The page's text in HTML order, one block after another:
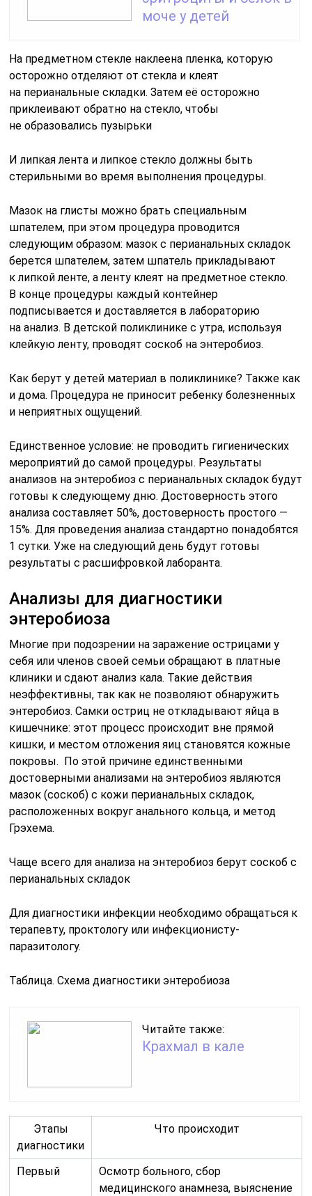
моче у детей
На предметном стекле наклеена пленка, которую
осторожно отделяют от стекла и клеят
на перианальные складки. Затем её осторожно
приклеивают обратно на стекло, чтобы
не образовались пузырьки
И липкая лента и липкое стекло должны быть
стерильными во время выполнения процедуры.
Мазок на глисты можно брать специальным
шпателем, при этом процедура проводится
следующим образом: мазок с перианальных складок
берется шпателем, затем шпатель прикладывают
к липкой ленте, а ленту клеят на предметное стекло.
В конце процедуры каждый контейнер
подписывается и доставляется в лабораторию
на анализ. В детской поликлинике с утра, используя
клейкую ленту, проводят соскоб на энтеробиоз.
Как берут у детей материал в поликлинике? Также как
и дома. Процедура не приносит ребенку болезненных
и неприятных ощущений.
Единственное условие: не проводить гигиенических
мероприятий до самой процедуры. Результаты
анализов на энтеробиоз с перианальных складок будут
готовы к следующему дню. Достоверность этого
анализа составляет 50%, достоверность простого —
15%. Для проведения анализа стандартно понадобятся
1 сутки. Уже на следующий день будут готовы
результаты с расшифровкой лаборанта.
Анализы для диагностики
энтеробиоза
Многие при подозрении на заражение острицами у
себя или членов своей семьи обращают в платные
клиники и сдают анализ кала. Такие действия
неэффективны, так как не позволяют обнаружить
энтеробиоз. Самки остриц не откладывают яйца в
кишечнике: этот процесс происходит вне прямой
кишки, и местом отложения яиц становятся кожные
покровы. По этой причине единственными
достоверными анализами на энтеробиоз являются
мазок (соскоб) с кожи перианальных складок,
расположенных вокруг анального кольца, и метод
Грэхема.
Чаще всего для анализа на энтеробиоз берут соскоб с
перианальных складок
Для диагностики инфекции необходимо обращаться к
терапевту, проктологу или инфекционисту-
паразитологу.
Таблица. Схема диагностики энтеробиоза
Читайте также:
Крахмал в кале
Этапы
диагностики
Что происходит
Первый
Осмотр больного, сбор
медицинского анамнеза, выяснение